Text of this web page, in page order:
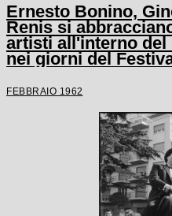
Ernesto Bonino,
Renis si
artisti all'interno del
nei giorni del
FEBBRAIO 1962